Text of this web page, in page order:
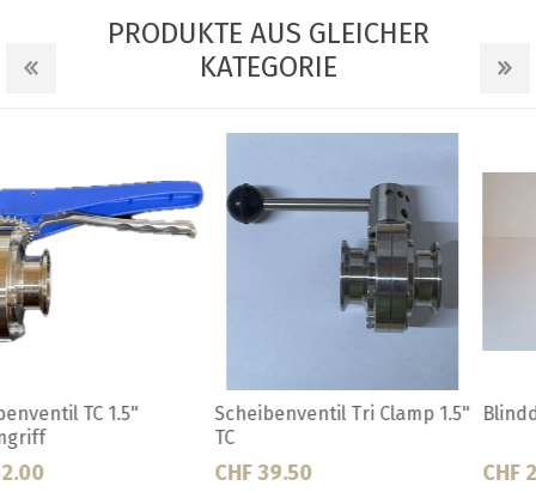
PRODUKTE AUS GLEICHER
KATEGORIE
Scheibenventil Tri Clamp 1.5"
TC
CHF 39.50
Blinddeckel DIN 32
CHF 22.50